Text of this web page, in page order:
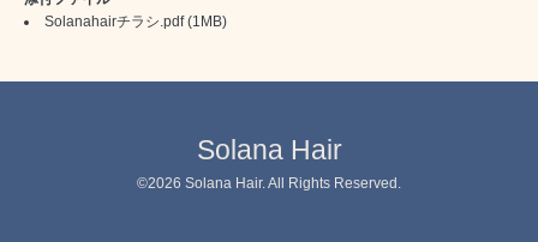
Solanahairチラシ.pdf(1MB)
Solana Hair
©2026 Solana Hair. All Rights Reserved.